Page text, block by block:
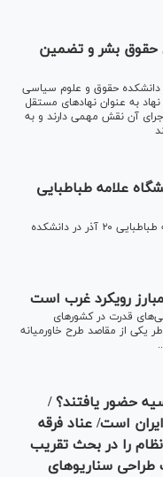
حقوق بشر و تضمین
حقوق و علوم سیاسی
به عنوان نهاد‌های مستقل
آن نقش مهمی دارند و به
علامه طباطبایی
یادواره شهید مدافع حرم به همت دانشگاه علامه طباطبایی ۲۰ آذر در دانشکده
رویکرد غرب است
قدرت در کشور‌های
یکی از مقاصد طرح خاورمیانه
حضور یافتند؟ /
است/ عناد فرقه
را در بحث تقریب
سناریو‌های